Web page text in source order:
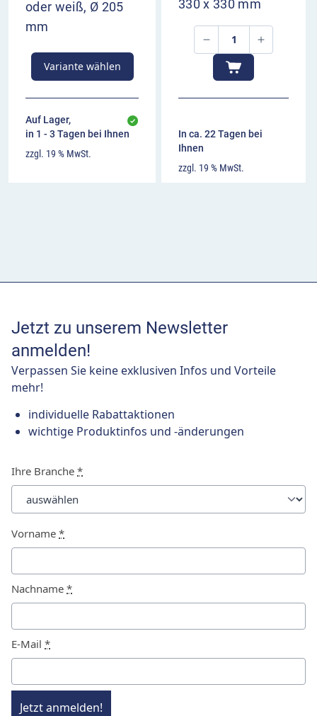
oder weiß, Ø 205
mm
Variante wählen
Auf Lager,
in 1 - 3 Tagen bei Ihnen
zzgl. 19 % MwSt.
330 x 330 mm
In ca. 22 Tagen bei
Ihnen
zzgl. 19 % MwSt.
Jetzt zu unserem Newsletter
anmelden!
Verpassen Sie keine exklusiven Infos und Vorteile
mehr!
individuelle Rabattaktionen
wichtige Produktinfos und -änderungen
Ihre Branche *
Vorname *
Nachname *
E-Mail *
Jetzt anmelden!